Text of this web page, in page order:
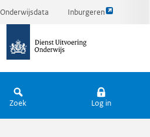
Onderwijsdata Inburgeren
Link
pagina
de
Zoek Log in